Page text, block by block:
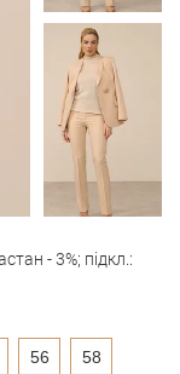
- 3%; підкл.:
56 58